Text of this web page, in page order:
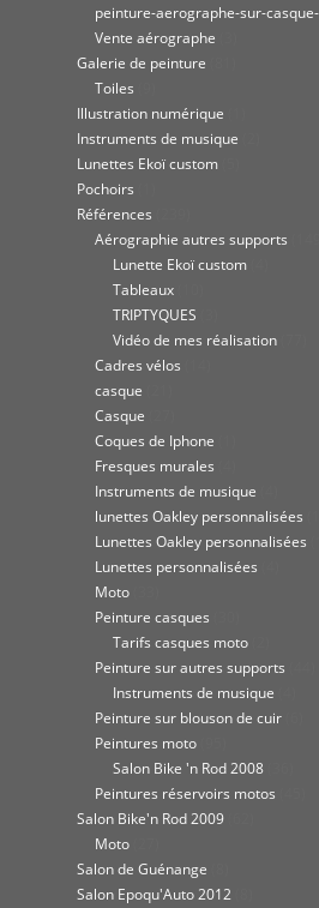
peinture-aerographe-sur-
Vente aérographe
Galerie de peinture
Toiles
Illustration numérique
Instruments de musique
Lunettes Ekoï custom
Pochoirs
Références
Aérographie autres supports
Lunette Ekoï custom
Tableaux
TRIPTYQUES
Vidéo de mes réalisation
Cadres vélos
casque
Casque
Coques de Iphone
Fresques murales
Instruments de musique
lunettes Oakley personnalisées
Lunettes Oakley personnalisées
Lunettes personnalisées
Moto
Peinture casques
Tarifs casques moto
Peinture sur autres supports
Instruments de musique
Peinture sur blouson de cuir
Peintures moto
Salon Bike 'n Rod 2008
Peintures réservoirs motos
Salon Bike'n Rod 2009
Moto
Salon de Guénange
Salon Epoqu'Auto 2012